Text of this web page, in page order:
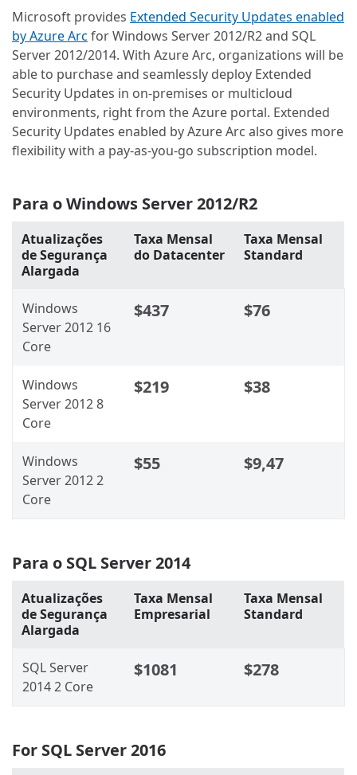
Microsoft provides Extended Security Updates enabled
by Azure Arc for Windows Server 2012/R2 and SQL
Server 2012/2014. With Azure Arc, organizations will be
able to purchase and seamlessly deploy Extended
Security Updates in on-premises or multicloud
environments, right from the Azure portal. Extended
Security Updates enabled by Azure Arc also gives more
flexibility with a pay-as-you-go subscription model.
Para o Windows Server 2012/R2
Atualizações
de Segurança
Alargada
Taxa Mensal
do Datacenter
Taxa Mensal
Standard
Windows
Server 2012 16
Core
$437 $76
Windows
Server 2012 8
Core
$219 $38
Windows
Server 2012 2
Core
$55 $9,47
Para o SQL Server 2014
Atualizações
de Segurança
Alargada
Taxa Mensal
Empresarial
Taxa Mensal
Standard
SQL Server
2014 2 Core
$1081 $278
For SQL Server 2016